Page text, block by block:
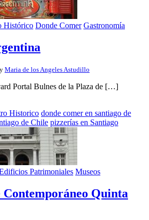
Histórico Donde Comer Gastronomía
Maria de los Angeles Astudillo
Portal Bulnes de la Plaza de […]
Historico donde comer en santiago de
de Chile pizzerías en Santiago
Patrimoniales Museos
Contemporáneo Quinta